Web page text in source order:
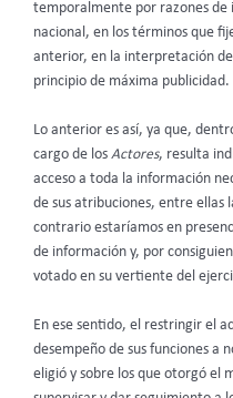
temporalmente por razones de
nacional, en los términos que
anterior, en la interpretación
principio de máxima publicidad.
Lo anterior es así, ya que,
cargo de los Actores, resulta
acceso a toda la información
de sus atribuciones, entre ellas
contrario estaríamos en
de información y, por
votado en su vertiente del
En ese sentido, el restringir el
desempeño de sus funciones a
eligió y sobre los que otorgó el